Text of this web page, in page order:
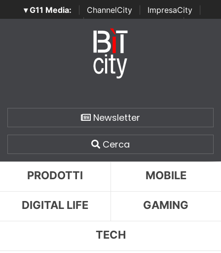
▾ G11 Media: ChannelCity ImpresaCity
SecurityOpenLab | Italian Channel Awards | Italian
Italian Security Awards
Newsletter
Cerca
PRODOTTI MOBILE
DIGITAL LIFE GAMING
TECH